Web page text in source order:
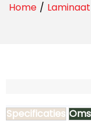
Home / Laminaat
Specificaties